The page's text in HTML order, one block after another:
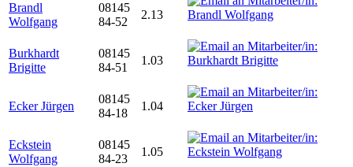
Brandl
Wolfgang
08145
84-52
2.13
Burkhardt
Brigitte
08145
84-51
1.03
Ecker Jürgen
08145
84-18
1.04
Eckstein
Wolfgang
08145
84-23
1.05